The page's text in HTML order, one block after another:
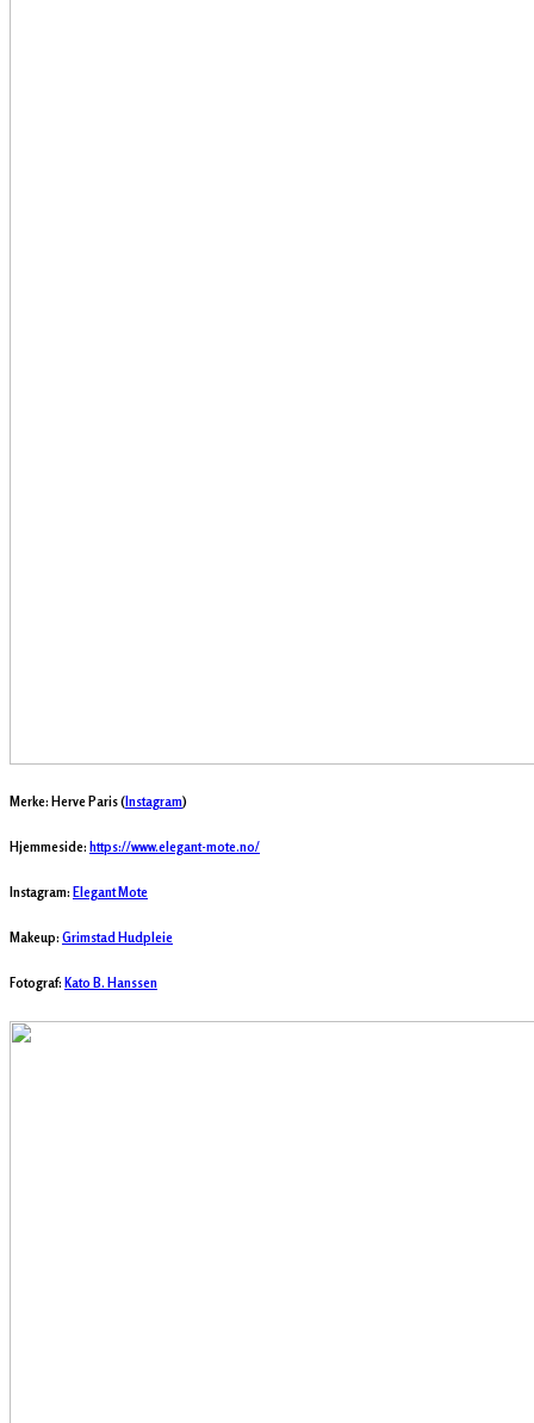
Merke: Herve Paris ( Instagram)
Hjemmeside: https://www.elegant-mote.no/
Instagram: Elegant Mote
Makeup: Grimstad Hudpleie
Fotograf: Kato B. Hanssen